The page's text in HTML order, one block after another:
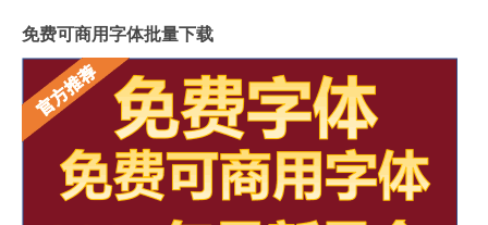
免费可商用字体批量下载